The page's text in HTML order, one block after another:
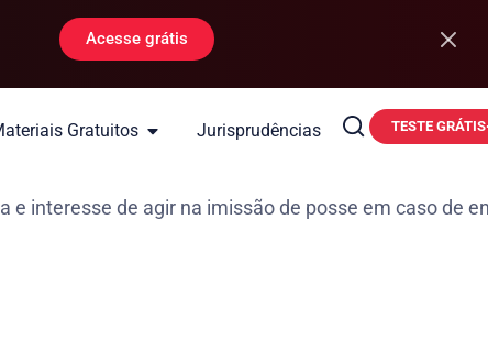
Acesse grátis
Gratuitos Jurisprudências TESTE GRÁTIS
e interesse de agir na imissão de posse em caso de